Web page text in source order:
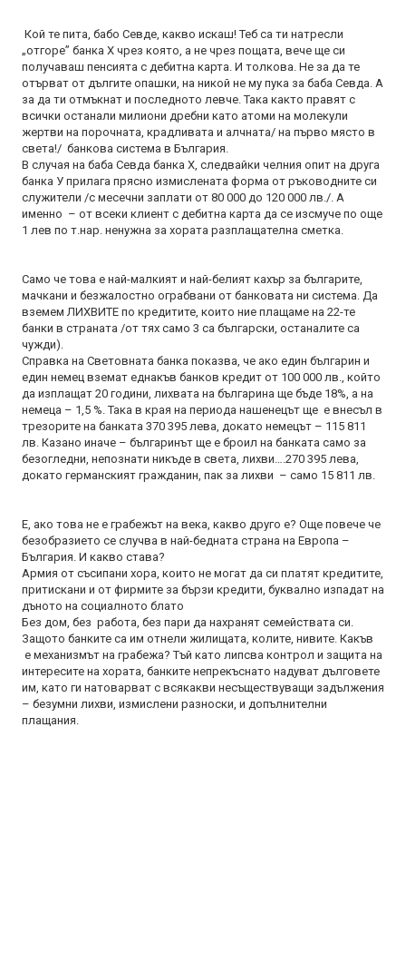
Кой те пита, бабо Севде, какво искаш! Теб са ти натресли
„отгоре” банка Х чрез която, а не чрез пощата, вече ще си
получаваш пенсията с дебитна карта. И толкова. Не за да те
отърват от дългите опашки, на никой не му пука за баба Севда. А
за да ти отмъкнат и последното левче. Така както правят с
всички останали милиони дребни като атоми на молекули
жертви на порочната, крадливата и алчната/ на първо място в
света!/ банкова система в България.
В случая на баба Севда банка Х, следвайки челния опит на друга
банка У прилага прясно измислената форма от ръководните си
служители /с месечни заплати от 80 000 до 120 000 лв./. А
именно – от всеки клиент с дебитна карта да се изсмуче по още
1 лев по т.нар. ненужна за хората разплащателна сметка.
Само че това е най-малкият и най-белият кахър за българите,
мачкани и безжалостно ограбвани от банковата ни система. Да
вземем ЛИХВИТЕ по кредитите, които ние плащаме на 22-те
банки в страната /от тях само 3 са български, останалите са
чужди).
Справка на Световната банка показва, че ако един българин и
един немец вземат еднакъв банков кредит от 100 000 лв., който
да изплащат 20 години, лихвата на българина ще бъде 18%, а на
немеца – 1,5 %. Така в края на периода нашенецът ще е внесъл в
трезорите на банката 370 395 лева, докато немецът – 115 811
лв. Казано иначе – българинът ще е броил на банката само за
безогледни, непознати никъде в света, лихви….270 395 лева,
докато германският гражданин, пак за лихви – само 15 811 лв.
Е, ако това не е грабежът на века, какво друго е? Още повече че
безобразието се случва в най-бедната страна на Европа –
България. И какво става?
Армия от съсипани хора, които не могат да си платят кредитите,
притискани и от фирмите за бързи кредити, буквално изпадат на
дъното на социалното блато
Без дом, без работа, без пари да нахранят семействата си.
Защото банките са им отнели жилищата, колите, нивите. Какъв
е механизмът на грабежа? Тъй като липсва контрол и защита на
интересите на хората, банките непрекъснато надуват дълговете
им, като ги натоварват с всякакви несъществуващи задължения
– безумни лихви, измислени разноски, и допълнителни
плащания.